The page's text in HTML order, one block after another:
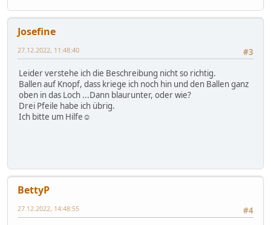
Josefine
#3
27.12.2022, 11:48:40
Leider verstehe ich die Beschreibung nicht so richtig.
Ballen auf Knopf, dass kriege ich noch hin und den Ballen ganz
oben in das Loch ...Dann blaurunter, oder wie?
Drei Pfeile habe ich übrig.
Ich bitte um Hilfe☺️
BettyP
#4
27.12.2022, 14:48:55